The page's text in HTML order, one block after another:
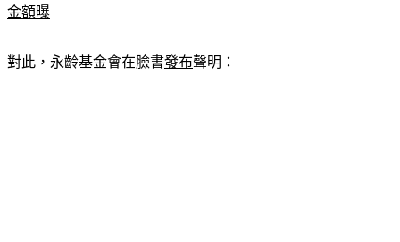
金額曝
對此，永齡基金會在臉書發布聲明 ：